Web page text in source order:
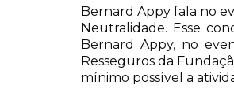
Bernard Appy fala no
Neutralidade. Esse
Bernard Appy, no
Resseguros da
mínimo possível a